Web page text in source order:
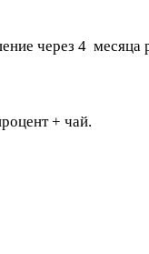
через 4 месяца
+ чай.